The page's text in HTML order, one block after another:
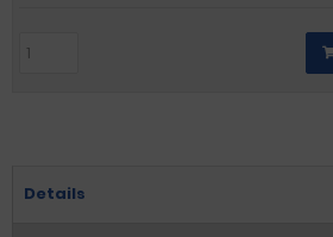
Details